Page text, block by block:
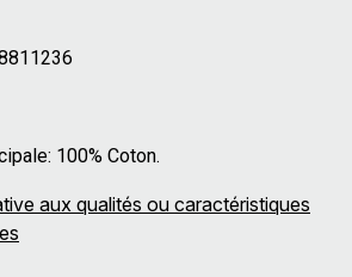
100% Coton.
aux qualités ou caractéristiques